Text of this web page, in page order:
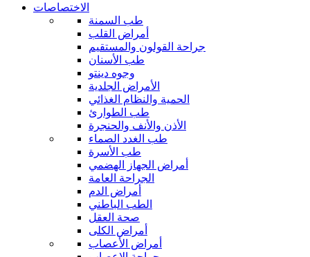
الاختصاصات
طب السمنة
أمراض القلب
جراحة القولون والمستقيم
طب الأسنان
وجوه دينتو
الأمراض الجلدية
الحمية والنظام الغذائي
طب الطوارئ
الأذن والأنف والحنجرة
طب الغدد الصماء
طب الأسرة
أمراض الجهاز الهضمي
الجراحة العامة
أمراض الدم
الطب الباطني
صحة العقل
أمراض الكلى
أمراض الأعصاب